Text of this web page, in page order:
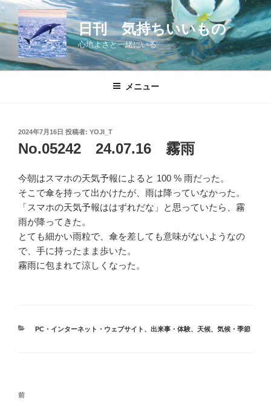
コ
ン
テ
ツ
日刊 気持ちいいもの
心地よさと一緒にいる
メニュー
投
稿
日:
2024年7月16日 投稿者: YOJI_T
No.05242 24.07.16 霧雨
今朝はスマホの天気予報によると 100 % 雨だった。
そこで傘を持って出かけたが、雨は降っていなかった。
「スマホの天気予報ははずれだな」と思っていたら、霧
雨が降ってきた。
とても細かい雨粒で、傘を差しても意味がないようなの
で、手に持ったまま歩いた。
霧雨に包まれて涼しくなった。
カ
PC・インターネット・ウェブサイト 、 出来事・体験、 天候、 気候・季節
投
前
前